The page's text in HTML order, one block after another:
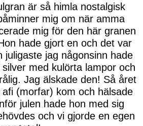
är så himla nostalgisk
mig om när amma
mig för den här granen
hade gjort en och det var
juligaste jag någonsinn hade
med kulörta lampor och
Jag älskade den! Så året
(morfar) kom och hälsade
julen hade hon med sig
och vi gjorde en egen